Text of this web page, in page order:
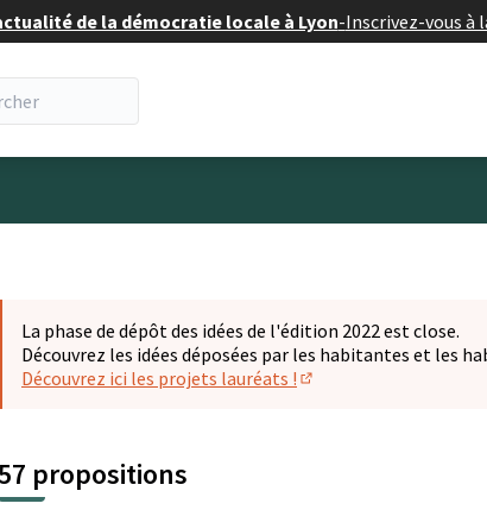
de la démocratie locale à Lyon-Inscrivez-vous à
La phase de dépôt des idées de l'édition 2022 est close.
Découvrez les idées déposées par les habitantes et les
Découvrez ici les projets lauréats !
propositions